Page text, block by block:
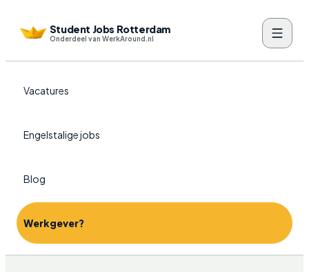
Student Jobs Rotterdam
Onderdeel van WerkAround.nl
Vacatures
Engelstalige jobs
Blog
Werkgever?